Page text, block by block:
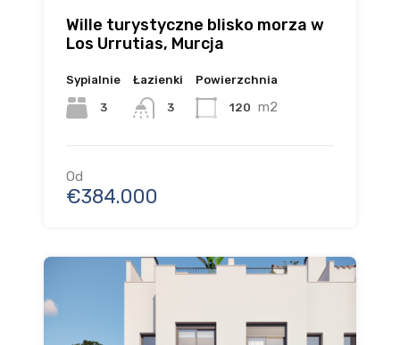
Wille turystyczne blisko morza w
Los Urrutias, Murcja
Sypialnie
3
Łazienki
3
Powierzchnia
120 m2
Od
€384.000